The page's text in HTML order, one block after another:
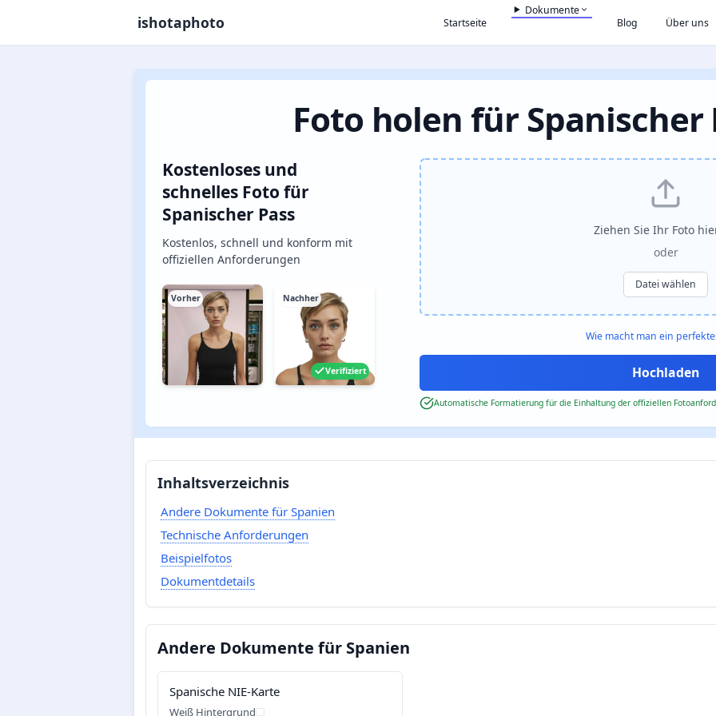
ishotaphoto Startseite
Dokumente
Blog
Über uns
Foto holen für Spanischer
Kostenloses und
schnelles Foto für
Spanischer Pass
Kostenlos, schnell und konform mit
offiziellen Anforderungen
Vorher Nachher
Verifiziert
Ziehen Sie Ihr Foto
oder
Datei wählen
Wie macht man ein
Automatische Formatierung für die Einhaltung der offiziellen
Inhaltsverzeichnis
Andere Dokumente für Spanien
Technische Anforderungen
Beispielfotos
Dokumentdetails
Andere Dokumente für Spanien
Spanische NIE-Karte
Weiß Hintergrund